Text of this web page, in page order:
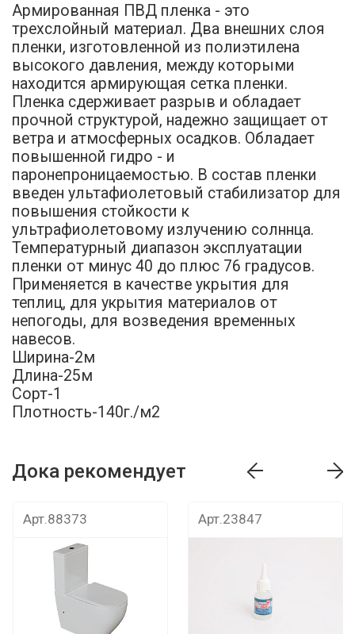
Армированная ПВД пленка - это
трехслойный материал. Два внешних слоя
пленки, изготовленной из полиэтилена
высокого давления, между которыми
находится армирующая сетка пленки.
Пленка сдерживает разрыв и обладает
прочной структурой, надежно защищает от
ветра и атмосферных осадков. Обладает
повышенной гидро - и
паронепроницаемостью. В состав пленки
введен ультафиолетовый стабилизатор для
повышения стойкости к
ультрафиолетовому излучению солннца.
Температурный диапазон эксплуатации
пленки от минус 40 до плюс 76 градусов.
Применяется в качестве укрытия для
теплиц, для укрытия материалов от
непогоды, для возведения временных
навесов.
Ширина-2м
Длина-25м
Сорт-1
Плотность-140г./м2
Дока рекомендует
Арт.88373 Арт.23847
Дока рекомендует Дока